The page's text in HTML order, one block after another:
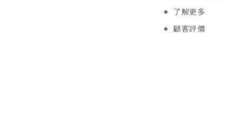
了解更多
顧客評價